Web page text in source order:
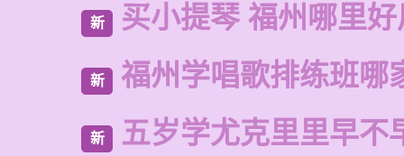
新 买小提琴 福州哪里
新 福州学唱歌排练班哪
新 五岁学尤克里里早不